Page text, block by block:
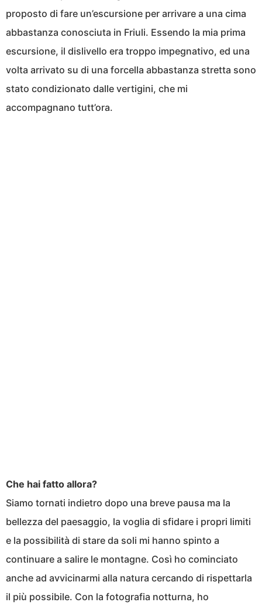
proposto di fare un’escursione per arrivare a una cima
abbastanza conosciuta in Friuli. Essendo la mia prima
escursione, il dislivello era troppo impegnativo, ed una
volta arrivato su di una forcella abbastanza stretta sono
stato condizionato dalle vertigini, che mi
accompagnano tutt’ora.
Che hai fatto allora?
Siamo tornati indietro dopo una breve pausa ma la
bellezza del paesaggio, la voglia di sfidare i propri limiti
e la possibilità di stare da soli mi hanno spinto a
continuare a salire le montagne. Così ho cominciato
anche ad avvicinarmi alla natura cercando di rispettarla
il più possibile. Con la fotografia notturna, ho